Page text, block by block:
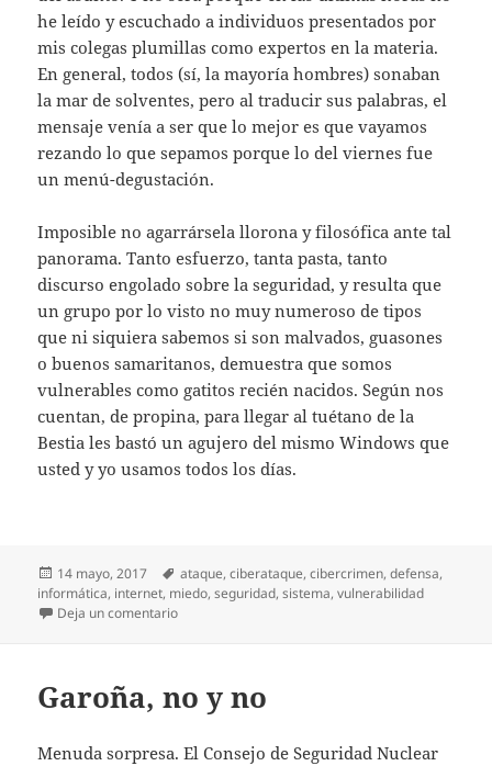
he leído y escuchado a individuos presentados por
mis colegas plumillas como expertos en la materia.
En general, todos (sí, la mayoría hombres) sonaban
la mar de solventes, pero al traducir sus palabras, el
mensaje venía a ser que lo mejor es que vayamos
rezando lo que sepamos porque lo del viernes fue
un menú-degustación.
Imposible no agarrársela llorona y filosófica ante tal
panorama. Tanto esfuerzo, tanta pasta, tanto
discurso engolado sobre la seguridad, y resulta que
un grupo por lo visto no muy numeroso de tipos
que ni siquiera sabemos si son malvados, guasones
o buenos samaritanos, demuestra que somos
vulnerables como gatitos recién nacidos. Según nos
cuentan, de propina, para llegar al tuétano de la
Bestia les bastó un agujero del mismo Windows que
usted y yo usamos todos los días.
Publicado
el
14 mayo, 2017 Etiquetas
ataque,ciberataque,cibercrimen,defensa,
informática, internet, miedo,seguridad,sistema,vulnerabilidad
Deja un comentarioen Qué miedo
Garoña, no y no
Menuda sorpresa. El Consejo de Seguridad Nuclear